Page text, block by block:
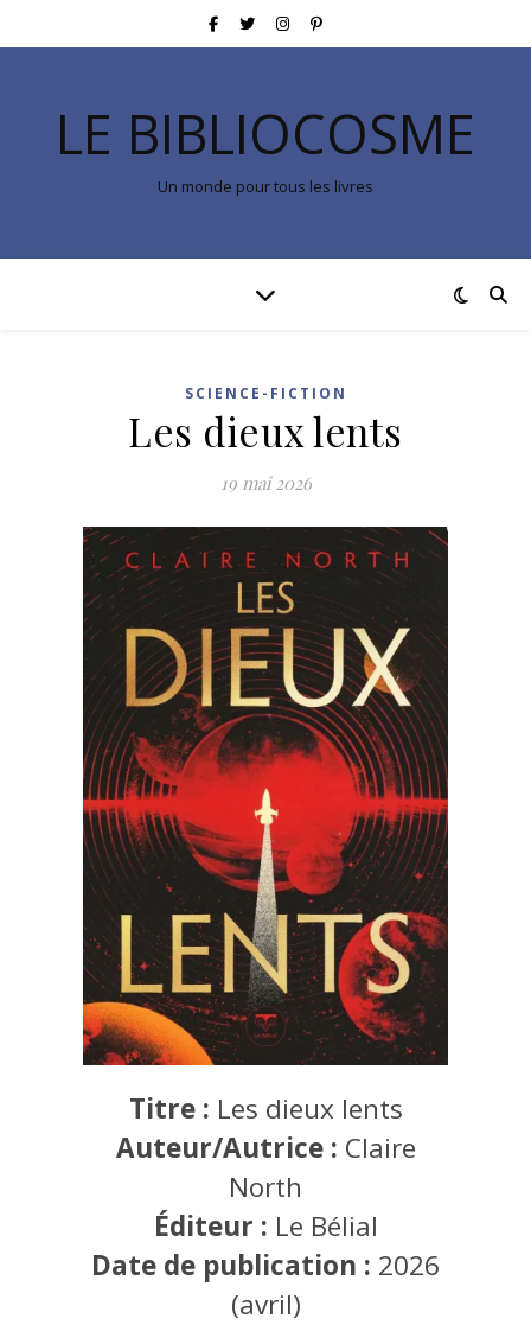
LE BIBLIOCOSME
Un monde pour tous les livres
SCIENCE-FICTION
Les dieux lents
19 mai 2026
Titre : Les dieux lents
Auteur/Autrice : Claire
North
Éditeur : Le Bélial
Date de publication : 2026
(avril)